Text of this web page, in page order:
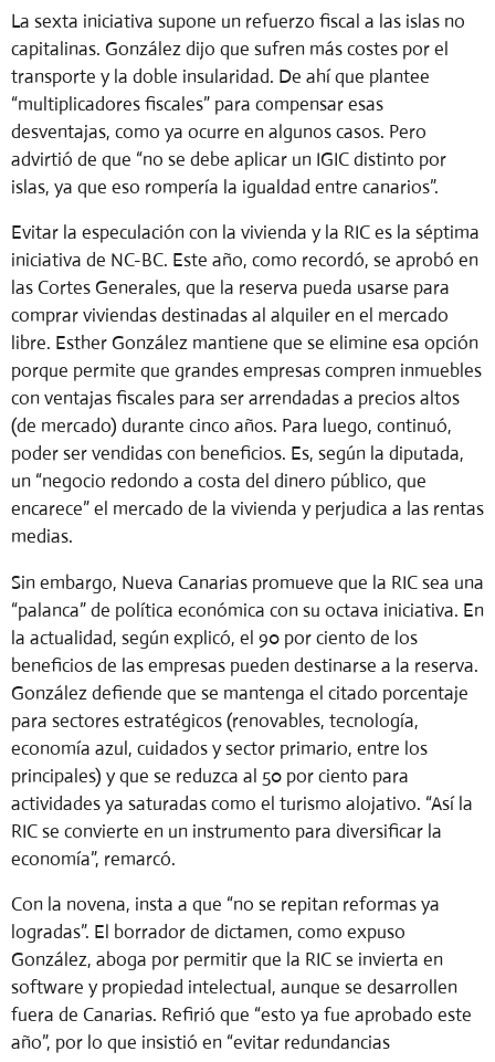
La sexta iniciativa supone un refuerzo fiscal a las islas no
capitalinas. González dijo que sufren más costes por el
transporte y la doble insularidad. De ahí que plantee
“multiplicadores fiscales” para compensar esas
desventajas, como ya ocurre en algunos casos. Pero
advirtió de que “no se debe aplicar un IGIC distinto por
islas, ya que eso rompería la igualdad entre canarios”.
Evitar la especulación con la vivienda y la RIC es la séptima
iniciativa de NC-BC. Este año, como recordó, se aprobó en
las Cortes Generales, que la reserva pueda usarse para
comprar viviendas destinadas al alquiler en el mercado
libre. Esther González mantiene que se elimine esa opción
porque permite que grandes empresas compren inmuebles
con ventajas fiscales para ser arrendadas a precios altos
(de mercado) durante cinco años. Para luego, continuó,
poder ser vendidas con beneficios. Es, según la diputada,
un “negocio redondo a costa del dinero público, que
encarece” el mercado de la vivienda y perjudica a las rentas
medias.
Sin embargo, Nueva Canarias promueve que la RIC sea una
“palanca” de política económica con su octava iniciativa. En
la actualidad, según explicó, el 90 por ciento de los
beneficios de las empresas pueden destinarse a la reserva.
González defiende que se mantenga el citado porcentaje
para sectores estratégicos (renovables, tecnología,
economía azul, cuidados y sector primario, entre los
principales) y que se reduzca al 50 por ciento para
actividades ya saturadas como el turismo alojativo. “Así la
RIC se convierte en un instrumento para diversificar la
economía”, remarcó.
Con la novena, insta a que “no se repitan reformas ya
logradas”. El borrador de dictamen, como expuso
González, aboga por permitir que la RIC se invierta en
software y propiedad intelectual, aunque se desarrollen
fuera de Canarias. Refirió que “esto ya fue aprobado este
año”, por lo que insistió en “evitar redundancias